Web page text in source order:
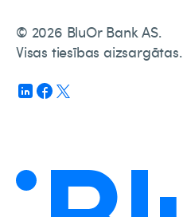
© 2026 BluOr Bank AS.
Visas tiesības aizsargātas.